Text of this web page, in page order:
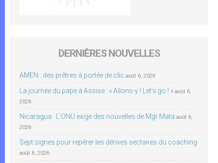
DERNIÈRES NOUVELLES
AMEN : des prêtres à portée de clic août 6, 2026
La journée du pape à Assise : « Allons-y ! Let’s go ! » août 6,
2026
Nicaragua : L’ONU exige des nouvelles de Mgr Mata août 6,
2026
Sept signes pour repérer les dérives sectaires du coaching
août 6, 2026